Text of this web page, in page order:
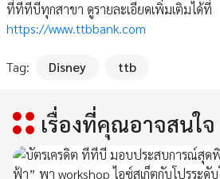
ที่ทีทีบีทุกสาขา ดูรายละเอียดเพิ่มเติมได้ที่
https://www.ttbbank.com
Tag: Disney ttb
เรื่องที่คุณอาจสนใจ